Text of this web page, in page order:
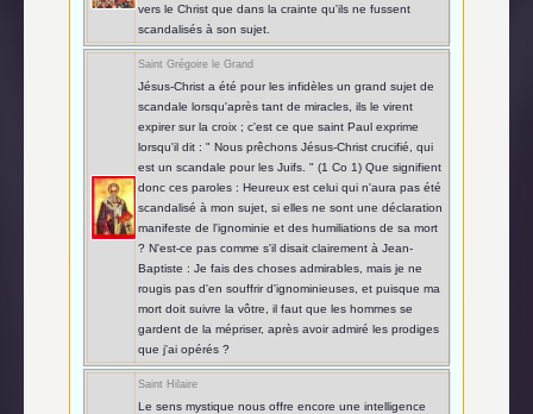
vers le Christ que dans la crainte qu'ils ne fussent
scandalisés à son sujet.
Saint Grégoire le Grand
Jésus-Christ a été pour les infidèles un grand sujet de
scandale lorsqu'après tant de miracles, ils le virent
expirer sur la croix ; c'est ce que saint Paul exprime
lorsqu'il dit : " Nous prêchons Jésus-Christ crucifié, qui
est un scandale pour les Juifs. " (1 Co 1) Que signifient
donc ces paroles : Heureux est celui qui n'aura pas été
scandalisé à mon sujet, si elles ne sont une déclaration
manifeste de l'ignominie et des humiliations de sa mort
? N'est-ce pas comme s'il disait clairement à Jean-
Baptiste : Je fais des choses admirables, mais je ne
rougis pas d'en souffrir d'ignominieuses, et puisque ma
mort doit suivre la vôtre, il faut que les hommes se
gardent de la mépriser, après avoir admiré les prodiges
que j'ai opérés ?
Saint Hilaire
Le sens mystique nous offre encore une intelligence